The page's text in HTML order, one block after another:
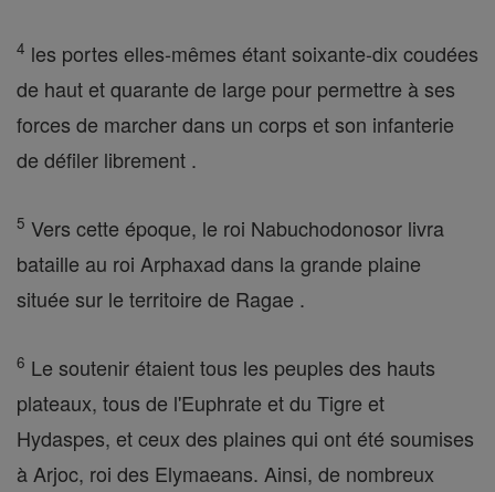
4 les portes elles-mêmes étant soixante-dix coudées
de haut et quarante de large pour permettre à ses
forces de marcher dans un corps et son infanterie
de défiler librement .
5 Vers cette époque, le roi Nabuchodonosor livra
bataille au roi Arphaxad dans la grande plaine
située sur le territoire de Ragae .
6 Le soutenir étaient tous les peuples des hauts
plateaux, tous de l'Euphrate et du Tigre et
Hydaspes, et ceux des plaines qui ont été soumises
à Arjoc, roi des Elymaeans. Ainsi, de nombreux